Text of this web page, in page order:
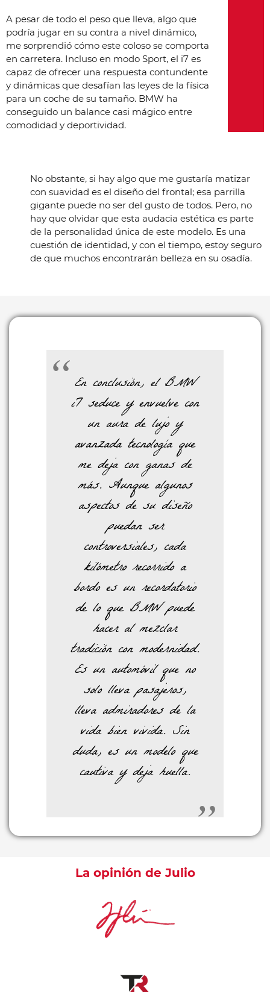
A pesar de todo el peso que lleva, algo que
podría jugar en su contra a nivel dinámico,
me sorprendió cómo este coloso se comporta
en carretera. Incluso en modo Sport, el i7 es
capaz de ofrecer una respuesta contundente
y dinámicas que desafían las leyes de la física
para un coche de su tamaño. BMW ha
conseguido un balance casi mágico entre
comodidad y deportividad.
No obstante, si hay algo que me gustaría matizar
con suavidad es el diseño del frontal; esa parrilla
gigante puede no ser del gusto de todos. Pero, no
hay que olvidar que esta audacia estética es parte
de la personalidad única de este modelo. Es una
cuestión de identidad, y con el tiempo, estoy seguro
de que muchos encontrarán belleza en su osadía.
En conclusión, el BMW
i7 seduce y envuelve con
un aura de lujo y
avanzada tecnología que
me deja con ganas de
más. Aunque algunos
aspectos de su diseño
puedan ser
controversiales, cada
kilómetro recorrido a
bordo es un recordatorio
de lo que BMW puede
hacer al mezclar
tradición con modernidad.
Es un automóvil que no
solo lleva pasajeros,
lleva admiradores de la
vida bien vivida. Sin
duda, es un modelo que
cautiva y deja huella.
La opinión de Julio